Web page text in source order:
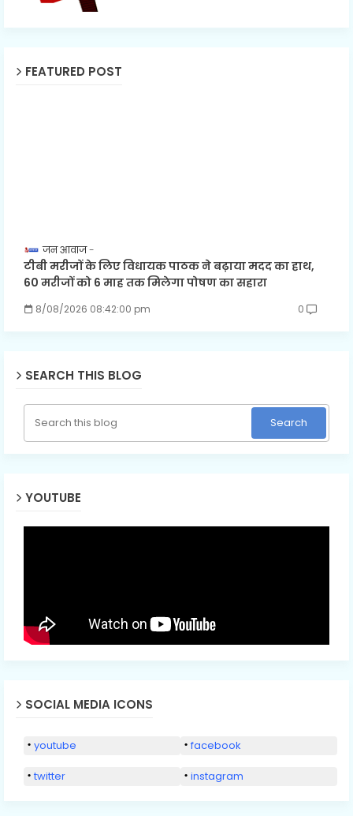
FEATURED POST
जन आवाज
टीबी मरीजों के लिए विधायक पाठक ने बढ़ाया मदद का हाथ,
60 मरीजों को 6 माह तक मिलेगा पोषण का सहारा
8/08/2026 08:42:00 pm 0
SEARCH THIS BLOG
YOUTUBE
SOCIAL MEDIA ICONS
youtube facebook
twitter instagram